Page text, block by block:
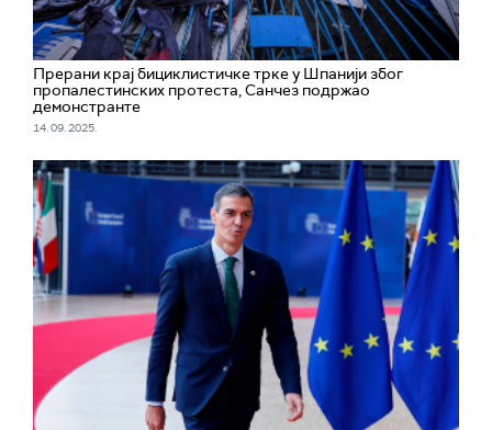
Прерани крај бициклистичке трке у Шпанији због
пропалестинских протеста, Санчез подржао
демонстранте
14. 09. 2025.